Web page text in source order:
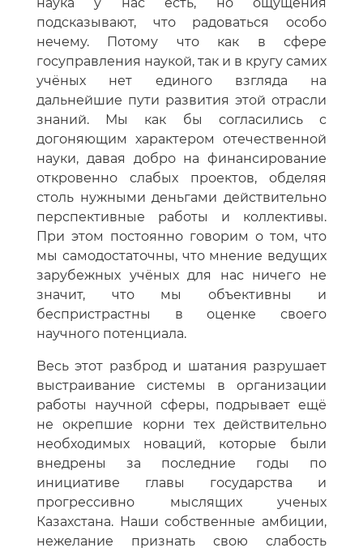
подсказывают, что радоваться особо
нечему. Потому что как в сфере
госуправления наукой, так и в кругу самих
учёных нет единого взгляда на
дальнейшие пути развития этой отрасли
знаний. Мы как бы согласились с
догоняющим характером отечественной
науки, давая добро на финансирование
откровенно слабых проектов, обделяя
столь нужными деньгами действительно
перспективные работы и коллективы.
При этом постоянно говорим о том, что
мы самодостаточны, что мнение ведущих
зарубежных учёных для нас ничего не
значит, что мы объективны и
беспристрастны в оценке своего
научного потенциала.
Весь этот разброд и шатания разрушает
выстраивание системы в организации
работы научной сферы, подрывает ещё
не окрепшие корни тех действительно
необходимых новаций, которые были
внедрены за последние годы по
инициативе главы государства и
прогрессивно мыслящих ученых
Казахстана. Наши собственные амбиции,
нежелание признать свою слабость